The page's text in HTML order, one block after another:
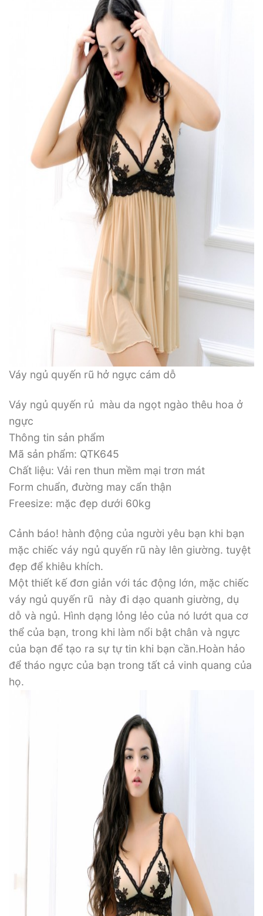
Váy ngủ quyến rũ hở ngực cám dỗ
Váy ngủ quyến rủ màu da ngọt ngào thêu hoa ở
ngực
Thông tin sản phẩm
Mã sản phẩm: QTK645
Chất liệu: Vải ren thun mềm mại trơn mát
Form chuẩn, đường may cẩn thận
Freesize: mặc đẹp dưới 60kg
Cảnh báo! hành động của người yêu bạn khi bạn
mặc chiếc váy ngủ quyến rũ này lên giường. tuyệt
đẹp để khiêu khích.
Một thiết kế đơn giản với tác động lớn, mặc chiếc
váy ngủ quyến rũ này đi dạo quanh giường, dụ
dỗ và ngủ. Hình dạng lỏng lẻo của nó lướt qua cơ
thể của bạn, trong khi làm nổi bật chân và ngực
của bạn để tạo ra sự tự tin khi bạn cần.Hoàn hảo
để tháo ngực của bạn trong tất cả vinh quang của
họ.